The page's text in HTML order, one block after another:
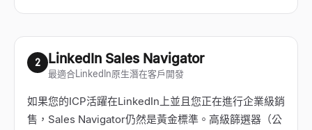
2 LinkedIn Sales Navigator
最適合LinkedIn原生潛在客戶開發
如果您的ICP活躍在LinkedIn上並且您正在進行企業級銷
售，Sales Navigator仍然是黃金標準。高級篩選器（公